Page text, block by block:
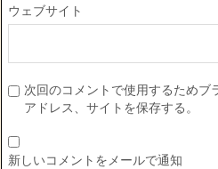
ウェブサイト
次回のコメントで使用するため
アドレス、サイトを保存する。
新しいコメントをメールで通知